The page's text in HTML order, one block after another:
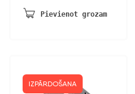
bija:
ir:
Pievienot grozam
IZPĀRDOŠANA